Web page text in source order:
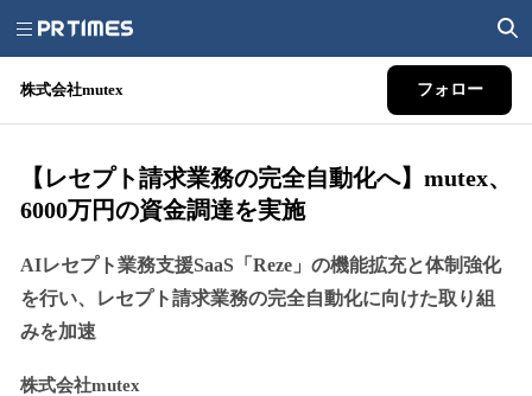
株式会社mutex フォロー
【レセプト請求業務の完全自動化へ】mutex、
6000万円の資金調達を実施
AIレセプト業務支援SaaS「Reze」の機能拡充と体制強化
を行い、レセプト請求業務の完全自動化に向けた取り組
みを加速
株式会社mutex